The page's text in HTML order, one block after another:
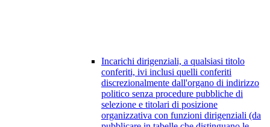
Incarichi dirigenziali, a qualsiasi titolo
conferiti, ivi inclusi quelli conferiti
discrezionalmente dall'organo di indirizzo
politico senza procedure pubbliche di
selezione e titolari di posizione
organizzativa con funzioni dirigenziali (da